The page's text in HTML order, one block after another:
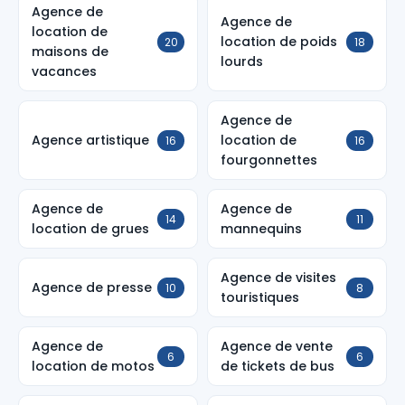
Agence de
location de
maisons de
vacances
20
Agence de
location de poids
lourds
18
Agence artistique 16
Agence de
location de
fourgonnettes
16
Agence de
location de grues
14
Agence de
mannequins
11
Agence de presse 10
Agence de visites
touristiques
8
Agence de
location de motos
6
Agence de vente
de tickets de bus
6